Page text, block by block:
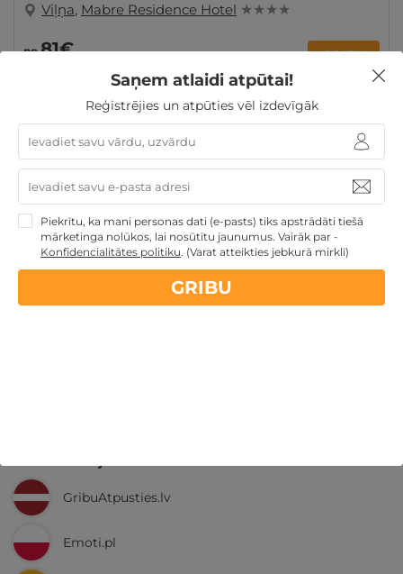
Viļņa, Mabre Residence Hotel ★ ★ ★ ★
no81€ GRIBU
3 personu ĢIMENEI Ģimenes atpūta
Nekādasapkalpošanas un administrācijas
naudas atmaksas garantija
GribuAtpusties.lv
Emoti.pl
Saņem atlaidi atpūtai!
Reģistrējies un atpūties vēl izdevīgāk
Piekrītu, ka mani personas dati (e-pasts) tiks apstrādāti tiešā
mārketinga nolūkos, lai nosūtītu jaunumus. Vairāk par -
Konfidencialitātes politiku. (Varat atteikties jebkurā mirklī)
GRIBU